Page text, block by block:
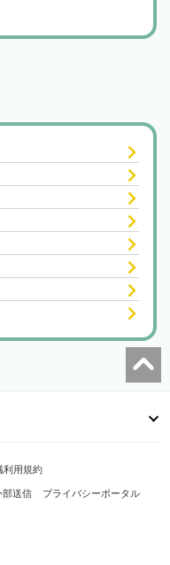
利用規約
部送信 プライバシーポータル